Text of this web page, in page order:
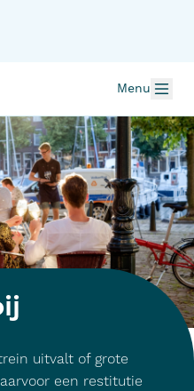
Menu
uitvalt of grote
een restitutie